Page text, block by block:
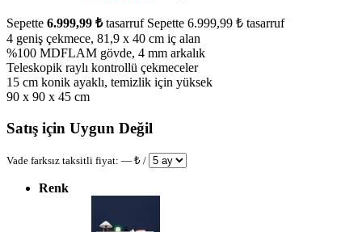
Sepette 6.999,99 ₺ tasarruf Sepette 6.999,99 ₺ tasarruf
4 geniş çekmece, 81,9 x 40 cm iç alan
%100 MDFLAM gövde, 4 mm arkalık
Teleskopik raylı kontrollü çekmeceler
15 cm konik ayaklı, temizlik için yüksek
90 x 90 x 45 cm
Satış için Uygun Değil
Vade farksız taksitli fiyat: — ₺ /
Renk